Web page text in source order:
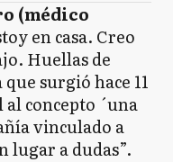
(médico
en casa. Creo
Huellas de
surgió hace 11
concepto ´una
vinculado a
lugar a dudas”.